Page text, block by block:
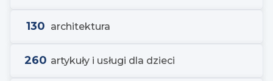
130 architektura
260 artykuły i usługi dla dzieci